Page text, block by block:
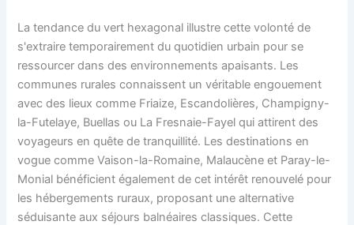
La tendance du vert hexagonal illustre cette volonté de
s'extraire temporairement du quotidien urbain pour se
ressourcer dans des environnements apaisants. Les
communes rurales connaissent un véritable engouement
avec des lieux comme Friaize, Escandolières, Champigny-
la-Futelaye, Buellas ou La Fresnaie-Fayel qui attirent des
voyageurs en quête de tranquillité. Les destinations en
vogue comme Vaison-la-Romaine, Malaucène et Paray-le-
Monial bénéficient également de cet intérêt renouvelé pour
les hébergements ruraux, proposant une alternative
séduisante aux séjours balnéaires classiques. Cette